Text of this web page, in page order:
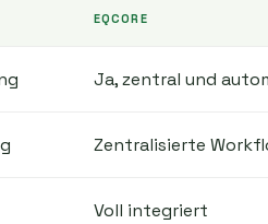
EQCORE
Ja, zentral und
Zentralisierte
Voll integriert